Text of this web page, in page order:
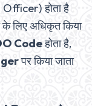
होता है
के लिए अधिकृत किया
Codeहोता है,
पर किया जाता